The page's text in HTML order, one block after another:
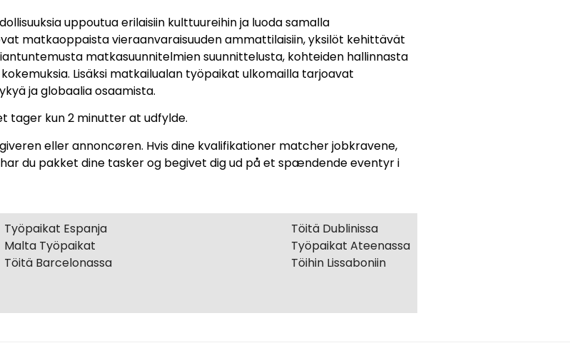
uppoutua erilaisiin kulttuureihin ja luoda samalla
matkaoppaista vieraanvaraisuuden ammattilaisiin, yksilöt kehittävät
matkasuunnitelmien suunnittelusta, kohteiden hallinnasta
Lisäksi matkailualan työpaikat ulkomailla tarjoavat
ja globaalia osaamista.
tager kun 2 minutter at udfylde.
eller annoncøren. Hvis dine kvalifikationer matcher jobkravene,
du pakket dine tasker og begivet dig ud på et spændende eventyr i
Työpaikat Espanja
Malta Työpaikat
Töitä Barcelonassa
Töitä Dublinissa
Työpaikat Ateenassa
Töihin Lissaboniin